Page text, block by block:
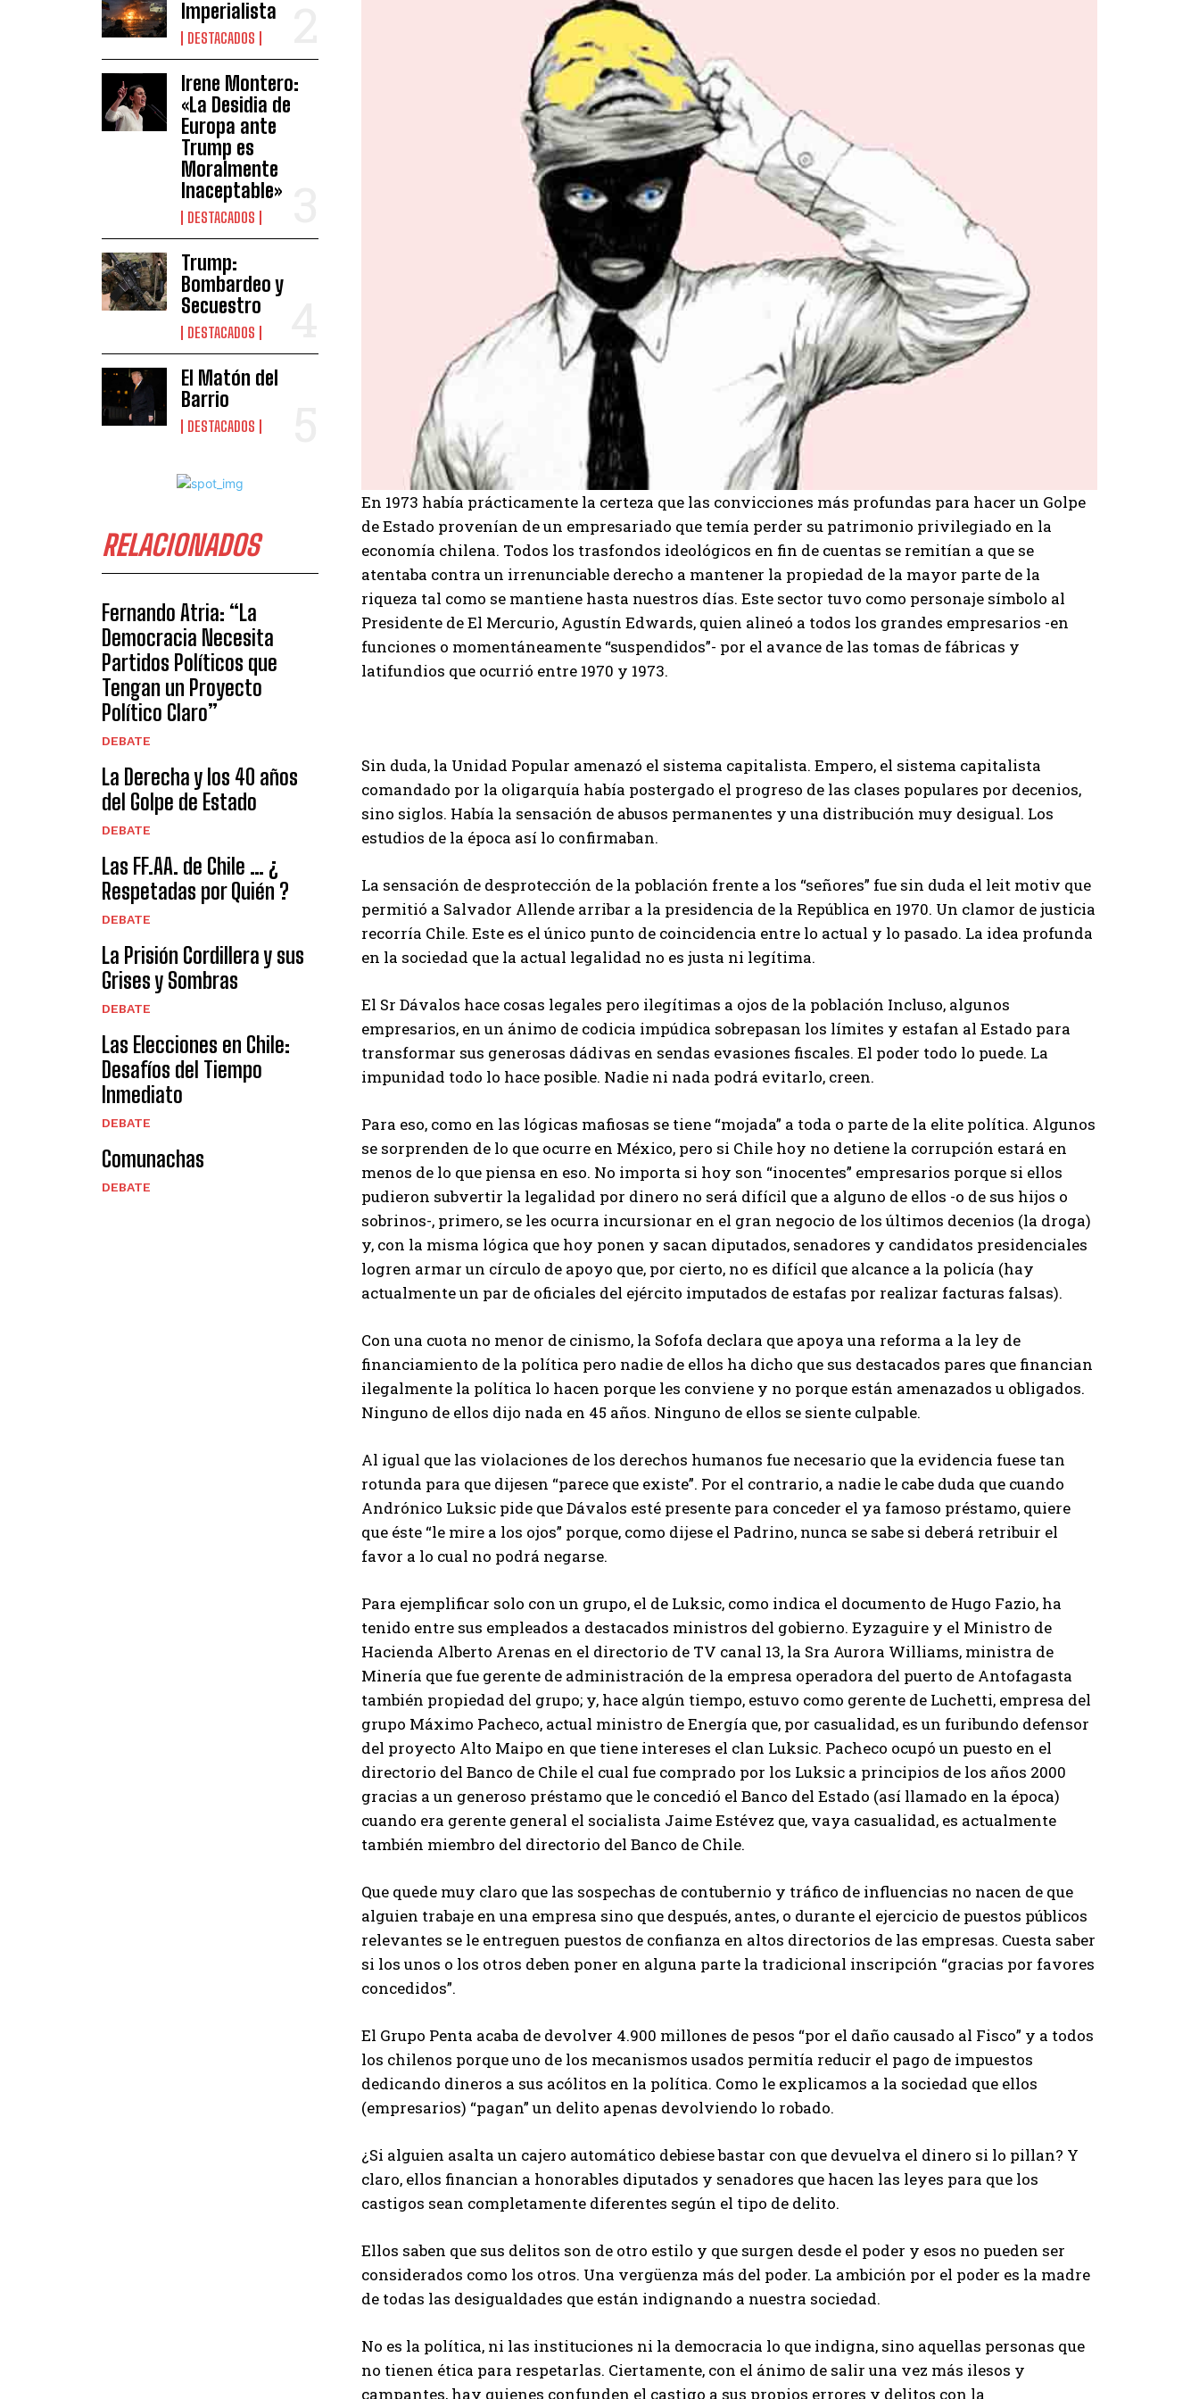
Imperialista
DESTACADOS
Irene Montero:
«La Desidia de
Europa ante
Trump es
Moralmente
Inaceptable»
DESTACADOS
Trump:
Bombardeo y
Secuestro
DESTACADOS
El Matón del
Barrio
DESTACADOS
RELACIONADOS
Fernando Atria: “La
Democracia Necesita
Partidos Políticos que
Tengan un Proyecto
Político Claro”
DEBATE
La Derecha y los 40 años
del Golpe de Estado
DEBATE
Las FF.AA. de Chile … ¿
Respetadas por Quién ?
DEBATE
La Prisión Cordillera y sus
Grises y Sombras
DEBATE
Las Elecciones en Chile:
Desafíos del Tiempo
Inmediato
DEBATE
Comunachas
DEBATE
En 1973 había prácticamente la certeza que las convicciones más profundas para hacer un Golpe
de Estado provenían de un empresariado que temía perder su patrimonio privilegiado en la
economía chilena. Todos los trasfondos ideológicos en fin de cuentas se remitían a que se
atentaba contra un irrenunciable derecho a mantener la propiedad de la mayor parte de la
riqueza tal como se mantiene hasta nuestros días. Este sector tuvo como personaje símbolo al
Presidente de El Mercurio, Agustín Edwards, quien alineó a todos los grandes empresarios -en
funciones o momentáneamente “suspendidos”- por el avance de las tomas de fábricas y
latifundios que ocurrió entre 1970 y 1973.
Sin duda, la Unidad Popular amenazó el sistema capitalista. Empero, el sistema capitalista
comandado por la oligarquía había postergado el progreso de las clases populares por decenios,
sino siglos. Había la sensación de abusos permanentes y una distribución muy desigual. Los
estudios de la época así lo confirmaban.
La sensación de desprotección de la población frente a los “señores” fue sin duda el leit motiv que
permitió a Salvador Allende arribar a la presidencia de la República en 1970. Un clamor de justicia
recorría Chile. Este es el único punto de coincidencia entre lo actual y lo pasado. La idea profunda
en la sociedad que la actual legalidad no es justa ni legítima.
El Sr Dávalos hace cosas legales pero ilegítimas a ojos de la población Incluso, algunos
empresarios, en un ánimo de codicia impúdica sobrepasan los límites y estafan al Estado para
transformar sus generosas dádivas en sendas evasiones fiscales. El poder todo lo puede. La
impunidad todo lo hace posible. Nadie ni nada podrá evitarlo, creen.
Para eso, como en las lógicas mafiosas se tiene “mojada” a toda o parte de la elite política. Algunos
se sorprenden de lo que ocurre en México, pero si Chile hoy no detiene la corrupción estará en
menos de lo que piensa en eso. No importa si hoy son “inocentes” empresarios porque si ellos
pudieron subvertir la legalidad por dinero no será difícil que a alguno de ellos -o de sus hijos o
sobrinos-, primero, se les ocurra incursionar en el gran negocio de los últimos decenios (la droga)
y, con la misma lógica que hoy ponen y sacan diputados, senadores y candidatos presidenciales
logren armar un círculo de apoyo que, por cierto, no es difícil que alcance a la policía (hay
actualmente un par de oficiales del ejército imputados de estafas por realizar facturas falsas).
Con una cuota no menor de cinismo, la Sofofa declara que apoya una reforma a la ley de
financiamiento de la política pero nadie de ellos ha dicho que sus destacados pares que financian
ilegalmente la política lo hacen porque les conviene y no porque están amenazados u obligados.
Ninguno de ellos dijo nada en 45 años. Ninguno de ellos se siente culpable.
Al igual que las violaciones de los derechos humanos fue necesario que la evidencia fuese tan
rotunda para que dijesen “parece que existe”. Por el contrario, a nadie le cabe duda que cuando
Andrónico Luksic pide que Dávalos esté presente para conceder el ya famoso préstamo, quiere
que éste “le mire a los ojos” porque, como dijese el Padrino, nunca se sabe si deberá retribuir el
favor a lo cual no podrá negarse.
Para ejemplificar solo con un grupo, el de Luksic, como indica el documento de Hugo Fazio, ha
tenido entre sus empleados a destacados ministros del gobierno. Eyzaguire y el Ministro de
Hacienda Alberto Arenas en el directorio de TV canal 13, la Sra Aurora Williams, ministra de
Minería que fue gerente de administración de la empresa operadora del puerto de Antofagasta
también propiedad del grupo; y, hace algún tiempo, estuvo como gerente de Luchetti, empresa del
grupo Máximo Pacheco, actual ministro de Energía que, por casualidad, es un furibundo defensor
del proyecto Alto Maipo en que tiene intereses el clan Luksic. Pacheco ocupó un puesto en el
directorio del Banco de Chile el cual fue comprado por los Luksic a principios de los años 2000
gracias a un generoso préstamo que le concedió el Banco del Estado (así llamado en la época)
cuando era gerente general el socialista Jaime Estévez que, vaya casualidad, es actualmente
también miembro del directorio del Banco de Chile.
Que quede muy claro que las sospechas de contubernio y tráfico de influencias no nacen de que
alguien trabaje en una empresa sino que después, antes, o durante el ejercicio de puestos públicos
relevantes se le entreguen puestos de confianza en altos directorios de las empresas. Cuesta saber
si los unos o los otros deben poner en alguna parte la tradicional inscripción “gracias por favores
concedidos”.
El Grupo Penta acaba de devolver 4.900 millones de pesos “por el daño causado al Fisco” y a todos
los chilenos porque uno de los mecanismos usados permitía reducir el pago de impuestos
dedicando dineros a sus acólitos en la política. Como le explicamos a la sociedad que ellos
(empresarios) “pagan” un delito apenas devolviendo lo robado.
¿Si alguien asalta un cajero automático debiese bastar con que devuelva el dinero si lo pillan? Y
claro, ellos financian a honorables diputados y senadores que hacen las leyes para que los
castigos sean completamente diferentes según el tipo de delito.
Ellos saben que sus delitos son de otro estilo y que surgen desde el poder y esos no pueden ser
considerados como los otros. Una vergüenza más del poder. La ambición por el poder es la madre
de todas las desigualdades que están indignando a nuestra sociedad.
No es la política, ni las instituciones ni la democracia lo que indigna, sino aquellas personas que
no tienen ética para respetarlas. Ciertamente, con el ánimo de salir una vez más ilesos y
campantes, hay quienes confunden el castigo a sus propios errores y delitos con la